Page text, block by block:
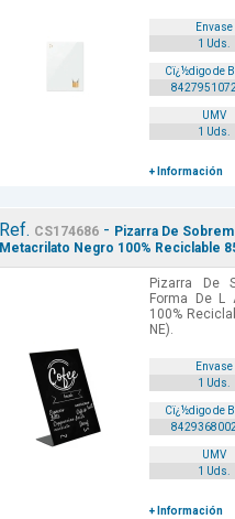
Envase
1 Uds.
Cï¿½digo de
UMV
1 Uds.
+ Información
Ref. CS174686 - Pizarra De
Metacrilato Negro 100% Reciclable
Pizarra De
Forma De L
100%
NE).
Envase
1 Uds.
Cï¿½digo de
UMV
1 Uds.
+ Información